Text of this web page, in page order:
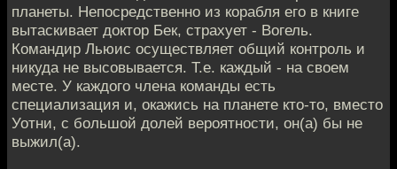
планеты. Непосредственно из корабля его в книге
вытаскивает доктор Бек, страхует - Вогель.
Командир Льюис осуществляет общий контроль и
никуда не высовывается. Т.е. каждый - на своем
месте. У каждого члена команды есть
специализация и, окажись на планете кто-то, вместо
Уотни, с большой долей вероятности, он(а) бы не
выжил(а).